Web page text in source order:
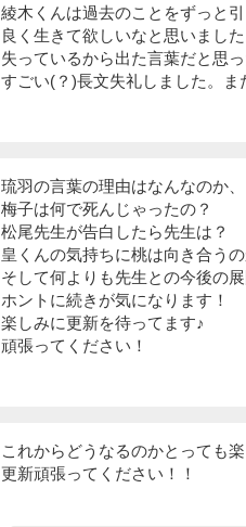
綾木くんは過去のことをずっと
良く生きて欲しいなと思いまし
失っているから出た言葉だと思
すごい(？)長文失礼しました。ま
琉羽の言葉の理由はなんなのか、
梅子は何で死んじゃったの？
松尾先生が告白したら先生は？
皇くんの気持ちに桃は向き合うの
そして何よりも先生との今後の展
ホントに続きが気になります！
楽しみに更新を待ってます♪
頑張ってください！
これからどうなるのかとっても
更新頑張ってください！！